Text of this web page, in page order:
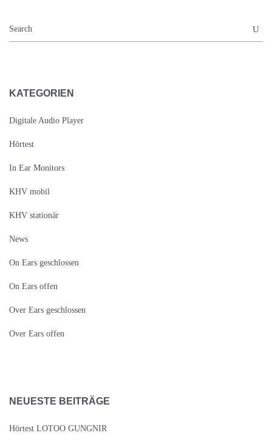
KATEGORIEN
Digitale Audio Player
Hörtest
In Ear Monitors
KHV mobil
KHV stationär
News
On Ears geschlossen
On Ears offen
Over Ears geschlossen
Over Ears offen
NEUESTE BEITRÄGE
Hörtest LOTOO GUNGNIR